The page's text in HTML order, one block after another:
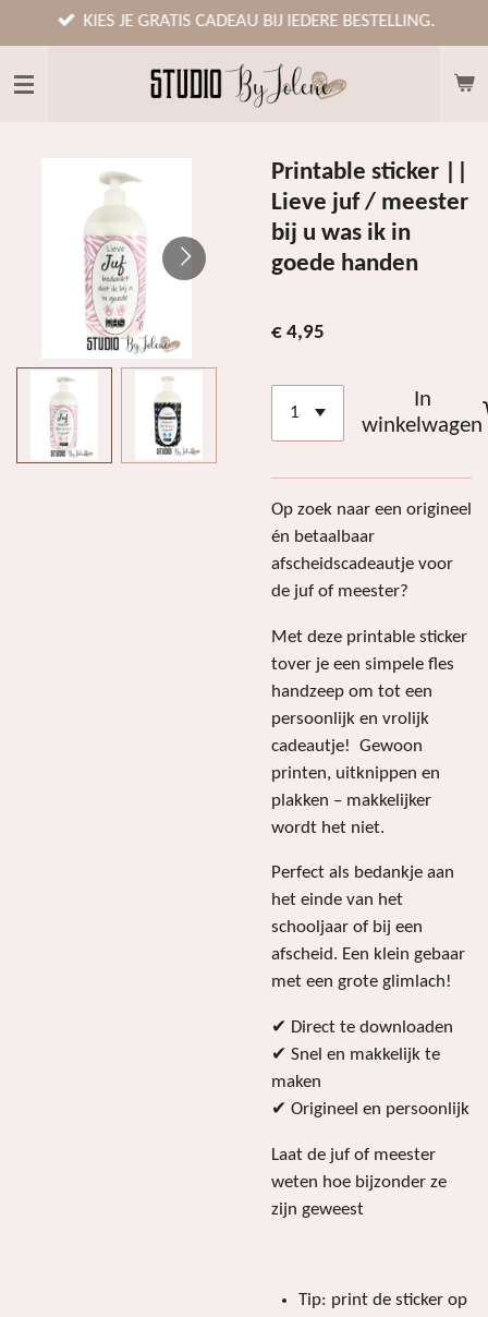
direct
naar
KIES JE GRATIS CADEAU BIJ IEDERE BESTELLING.
Printable sticker ||
Lieve juf / meester
bij u was ik in
goede handen
€ 4,95
In
winkelwagen
Op zoek naar een origineel
én betaalbaar
afscheidscadeautje voor
de juf of meester?
Met deze printable sticker
tover je een simpele fles
handzeep om tot een
persoonlijk en vrolijk
cadeautje! Gewoon
printen, uitknippen en
plakken – makkelijker
wordt het niet.
Perfect als bedankje aan
het einde van het
schooljaar of bij een
afscheid. Een klein gebaar
met een grote glimlach!
✔ Direct te downloaden
✔ Snel en makkelijk te
maken
✔ Origineel en persoonlijk
Laat de juf of meester
weten hoe bijzonder ze
zijn geweest
Tip: print de sticker op